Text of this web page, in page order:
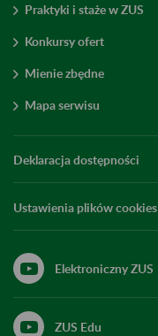
Praktyki i staże w ZUS
Konkursy ofert
Mienie zbędne
Mapa serwisu
Deklaracja dostępności
Ustawienia plików cookies
Elektroniczny ZUS
ZUS Edu